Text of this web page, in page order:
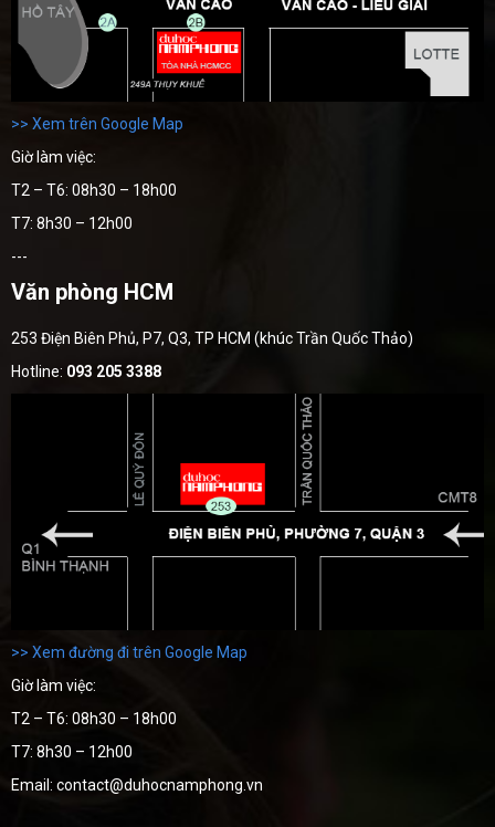
>> Xem trên Google Map
Giờ làm việc:
T2 – T6: 08h30 – 18h00
T7: 8h30 – 12h00
---
Văn phòng HCM
253 Điện Biên Phủ, P7, Q3, TP HCM (khúc Trần Quốc Thảo)
Hotline: 093 205 3388
>> Xem đường đi trên Google Map
Giờ làm việc:
T2 – T6: 08h30 – 18h00
T7: 8h30 – 12h00
Email: contact@duhocnamphong.vn